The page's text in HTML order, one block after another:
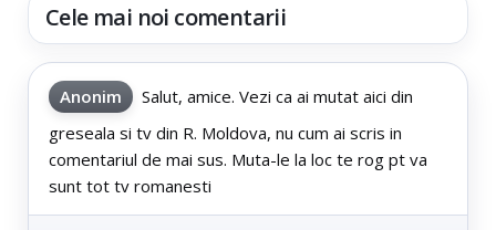
Cele mai noi comentarii
Anonim
Salut, amice. Vezi ca ai mutat aici din
greseala si tv din R. Moldova, nu cum ai scris in
comentariul de mai sus. Muta-le la loc te rog pt va
sunt tot tv romanesti